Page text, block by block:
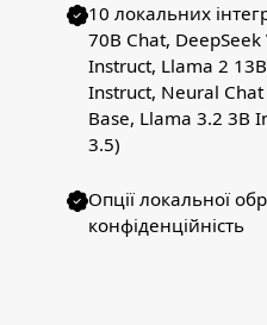
10 локальних
70B Chat,
Instruct, Llama 2
Instruct, Neural Chat
Base, Llama 3.2 3B
3.5)
Опції локальної
конфіденційність